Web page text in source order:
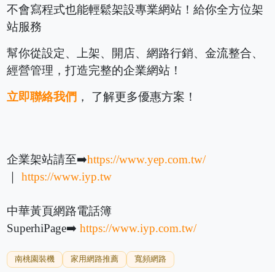
不會寫程式也能輕鬆架設專業網站！給你全方位架
站服務
幫你從設定、上架、開店、網路行銷、金流整合、
經營管理，打造完整的企業網站！
立即聯絡我們 ， 了解更多優惠方案！
企業架站請至➡️https://www.yep.com.tw/
｜https://www.iyp.tw
中華黃頁網路電話簿
SuperhiPage➡️https://www.iyp.com.tw/
南桃園裝機 家用網路推薦 寬頻網路